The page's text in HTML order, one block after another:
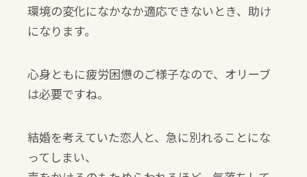
環境の変化になかなか適応できないとき、助け
になります。
心身ともに疲労困憊のご様子なので、オリーブ
は必要ですね。
結婚を考えていた恋人と、急に別れることにな
ってしまい、